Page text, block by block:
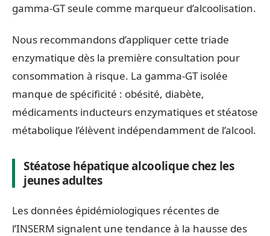
gamma-GT seule comme marqueur d’alcoolisation.
Nous recommandons d’appliquer cette triade
enzymatique dès la première consultation pour
consommation à risque. La gamma-GT isolée
manque de spécificité : obésité, diabète,
médicaments inducteurs enzymatiques et stéatose
métabolique l’élèvent indépendamment de l’alcool.
Stéatose hépatique alcoolique chez les
jeunes adultes
Les données épidémiologiques récentes de
l’INSERM signalent une tendance à la hausse des